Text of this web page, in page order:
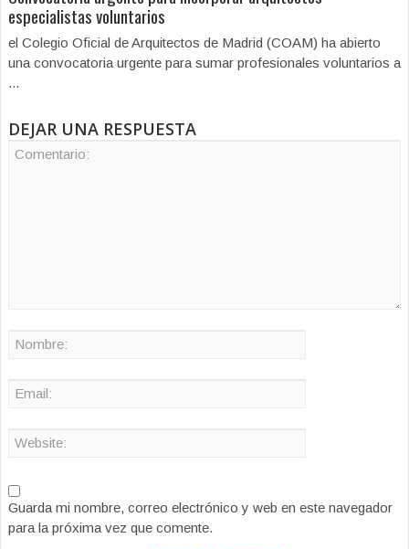
especialistas voluntarios
el Colegio Oficial de Arquitectos de Madrid (COAM) ha abierto
una convocatoria urgente para sumar profesionales voluntarios a
...
DEJAR UNA RESPUESTA
Guarda mi nombre, correo electrónico y web en este navegador
para la próxima vez que comente.